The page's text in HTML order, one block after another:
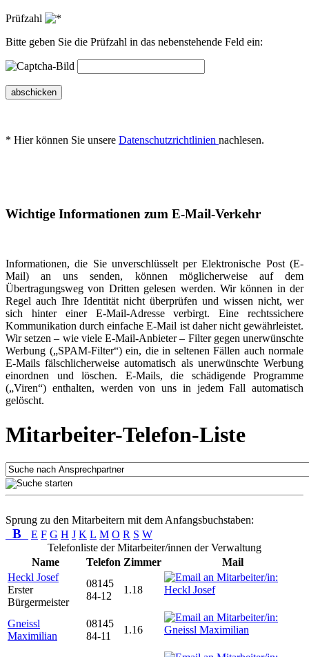
Prüfzahl
Bitte geben Sie die Prüfzahl in das nebenstehende Feld ein:
abschicken
* Hier können Sie unsere Datenschutzrichtlinien nachlesen.
Wichtige Informationen zum E-Mail-Verkehr
Informationen, die Sie unverschlüsselt per Elektronische Post (E-
Mail) an uns senden, können möglicherweise auf dem
Übertragungsweg von Dritten gelesen werden. Wir können in der
Regel auch Ihre Identität nicht überprüfen und wissen nicht, wer
sich hinter einer E-Mail-Adresse verbirgt. Eine rechtssichere
Kommunikation durch einfache E-Mail ist daher nicht gewährleistet.
Wir setzen – wie viele E-Mail-Anbieter – Filter gegen unerwünschte
Werbung („SPAM-Filter“) ein, die in seltenen Fällen auch normale
E-Mails fälschlicherweise automatisch als unerwünschte Werbung
einordnen und löschen. E-Mails, die schädigende Programme
(„Viren“) enthalten, werden von uns in jedem Fall automatisch
gelöscht.
Mitarbeiter-Telefon-Liste
Sprung zu den Mitarbeitern mit dem Anfangsbuchstaben:
B E F G H J K L M O R S W
Telefonliste der Mitarbeiter/innen der Verwaltung
Name
Telefon Zimmer
Mail
Heckl Josef
Erster
Bürgermeister
08145
84-12
1.18
Gneissl
Maximilian
08145
84-11
1.16